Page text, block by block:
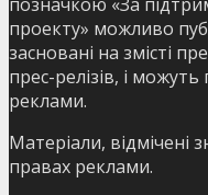
проекту» можливо
засновані на змісті
прес-релізів, і
реклами.
Матеріали, відмічені
правах реклами.